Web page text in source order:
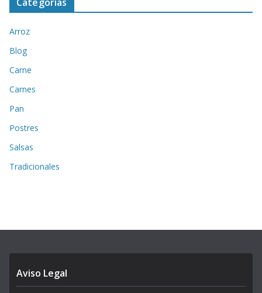
Arroz
Blog
Carne
Carnes
Pan
Postres
Salsas
Tradicionales
Aviso Legal